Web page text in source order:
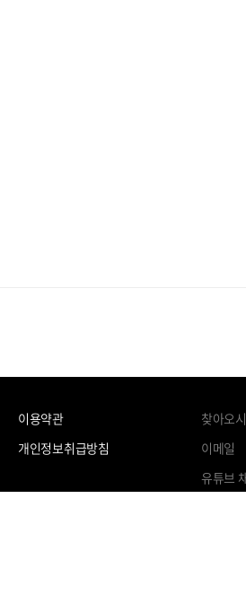
이용약관
개인정보취급방침
찾아오
이메일
유튜브